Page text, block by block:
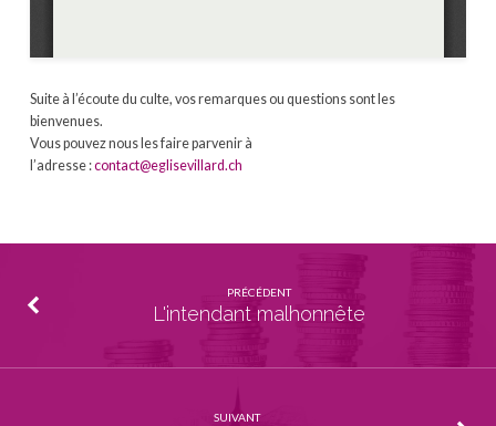
Suite à l’écoute du culte, vos remarques ou questions sont les
bienvenues.
Vous pouvez nous les faire parvenir à
l’adresse :contact@eglisevillard.ch
PRÉCÉDENT
L'intendant malhonnête
SUIVANT